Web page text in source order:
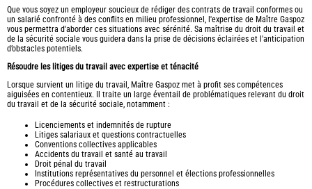
Que vous soyez un employeur soucieux de rédiger des contrats de travail conformes ou
un salarié confronté à des conflits en milieu professionnel, l'expertise de Maître Gaspoz
vous permettra d'aborder ces situations avec sérénité. Sa maîtrise du droit du travail et
de la sécurité sociale vous guidera dans la prise de décisions éclairées et l'anticipation
d’obstacles potentiels.
Résoudre les litiges du travail avec expertise et ténacité
Lorsque survient un litige du travail, Maître Gaspoz met à profit ses compétences
aiguisées en contentieux. Il traite un large éventail de problématiques relevant du droit
du travail et de la sécurité sociale, notamment :
Licenciements et indemnités de rupture
Litiges salariaux et questions contractuelles
Conventions collectives applicables
Accidents du travail et santé au travail
Droit pénal du travail
Institutions représentatives du personnel et élections professionnelles
Procédures collectives et restructurations